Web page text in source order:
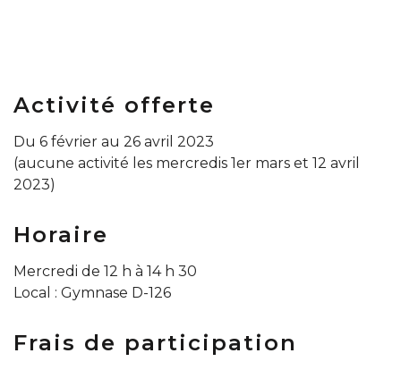
Activité offerte
Du 6 février au 26 avril 2023
(aucune activité les mercredis 1er mars et 12 avril
2023)
Horaire
Mercredi de 12 h à 14 h 30
Local : Gymnase D-126
Frais de participation